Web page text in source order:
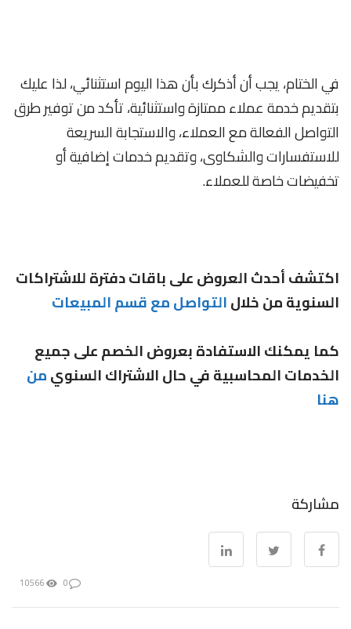
في الختام، يجب أن أذكرك بأن هذا اليوم استثنائي، لذا عليك
بتقديم خدمة عملاء ممتازة واستثنائية، تأكد من توفير طرق
التواصل الفعالة مع العملاء، والاستجابة السريعة
للاستفسارات والشكاوى، وتقديم خدمات إضافية أو
تخفيضات خاصة للعملاء.
اكتشف أحدث العروض على باقات دفترة للاشتراكات
السنوية من خلالالتواصل مع قسم المبيعات
كما يمكنك الاستفادة بعروض الخصم على جميع
الخدمات المحاسبية في حال الاشتراك السنويمن
هنا
مشاركة
0
10566